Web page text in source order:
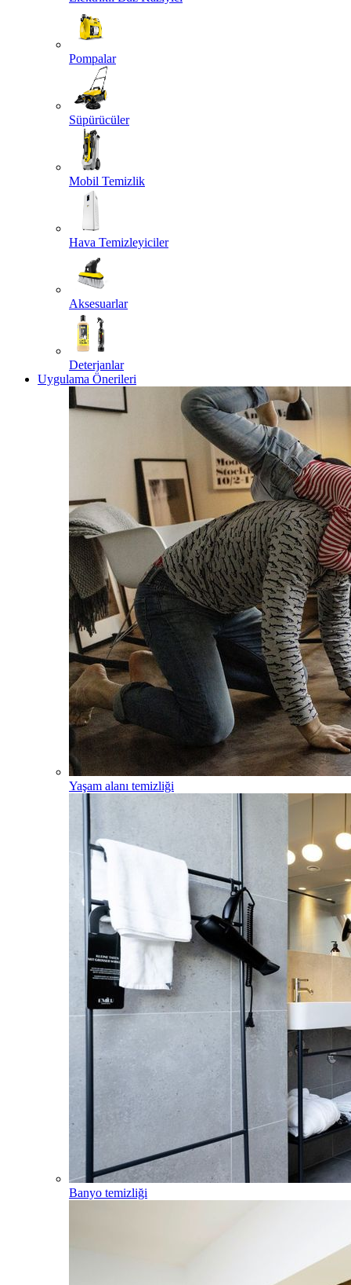
Pompalar
Süpürücüler
Mobil Temizlik
Hava Temizleyiciler
Aksesuarlar
Deterjanlar
Uygulama Önerileri
Yaşam alanı temizliği
Banyo temizliği